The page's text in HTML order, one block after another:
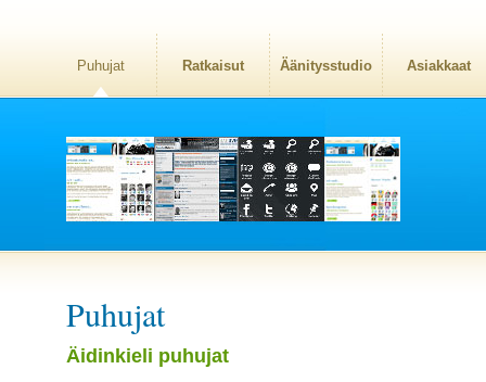
Puhujat Ratkaisut Äänitysstudio Asiakkaat
Puhujat
Äidinkieli puhujat